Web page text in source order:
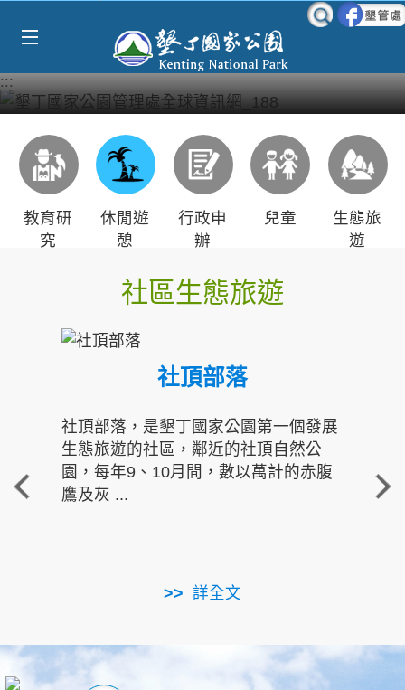
:::
教育研
究
休閒遊
憩
行政申
辦
兒童
生態旅
遊
社區生態旅遊
社頂部落
社頂部落，是墾丁國家公園第一個發展
生態旅遊的社區，鄰近的社頂自然公
園，每年9、10月間，數以萬計的赤腹
鷹及灰 ...
詳全文
重
走進